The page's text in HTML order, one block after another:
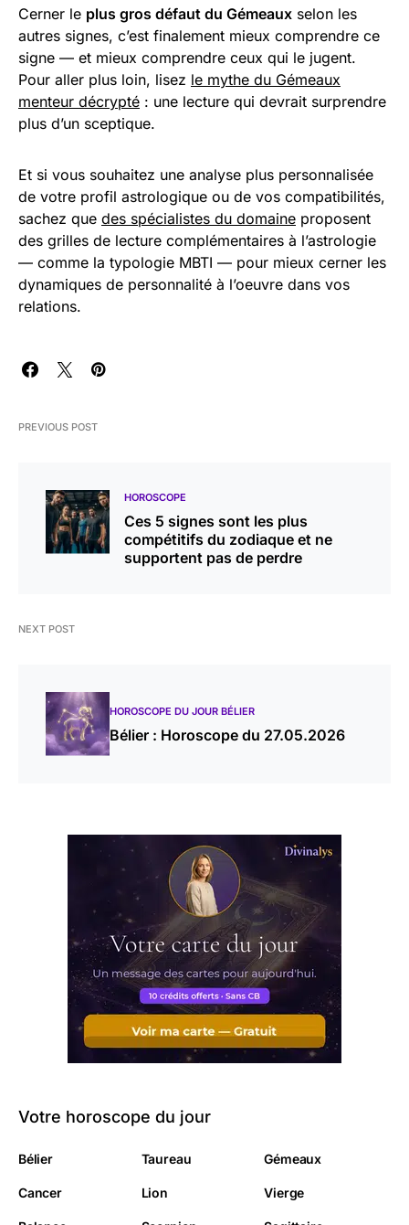
Cerner le plus gros défaut du Gémeaux selon les
autres signes, c’est finalement mieux comprendre ce
signe — et mieux comprendre ceux qui le jugent.
Pour aller plus loin, lisez le mythe du Gémeaux
menteur décrypté : une lecture qui devrait surprendre
plus d’un sceptique.
Et si vous souhaitez une analyse plus personnalisée
de votre profil astrologique ou de vos compatibilités,
sachez que des spécialistes du domaine proposent
des grilles de lecture complémentaires à l’astrologie
— comme la typologie MBTI — pour mieux cerner les
dynamiques de personnalité à l’oeuvre dans vos
relations.
PREVIOUS POST
HOROSCOPE
Ces 5 signes sont les plus
compétitifs du zodiaque et ne
supportent pas de perdre
NEXT POST
HOROSCOPE DU JOUR BÉLIER
Bélier : Horoscope du 27.05.2026
Votre horoscope du jour
Bélier Taureau Gémeaux
Cancer Lion Vierge